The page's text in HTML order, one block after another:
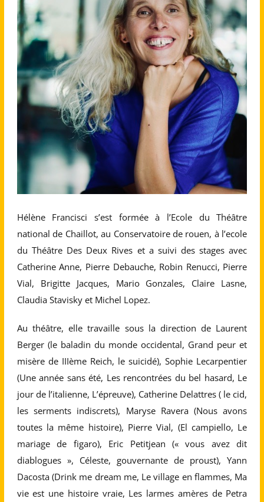
Hélène Francisci s’est formée à l’Ecole du Théâtre
national de Chaillot, au Conservatoire de rouen, à l’ecole
du Théâtre Des Deux Rives et a suivi des stages avec
Catherine Anne, Pierre Debauche, Robin Renucci, Pierre
Vial, Brigitte Jacques, Mario Gonzales, Claire Lasne,
Claudia Stavisky et Michel Lopez.
Au théâtre, elle travaille sous la direction de Laurent
Berger (le baladin du monde occidental, Grand peur et
misère de IIIème Reich, le suicidé), Sophie Lecarpentier
(Une année sans été, Les rencontrées du bel hasard, Le
jour de l’italienne, L’épreuve), Catherine Delattres ( le cid,
les serments indiscrets), Maryse Ravera (Nous avons
toutes la même histoire), Pierre Vial, (El campiello, Le
mariage de figaro), Eric Petitjean (« vous avez dit
diablogues », Céleste, gouvernante de proust), Yann
Dacosta (Drink me dream me, Le village en flammes, Ma
vie est une histoire vraie, Les larmes amères de Petra